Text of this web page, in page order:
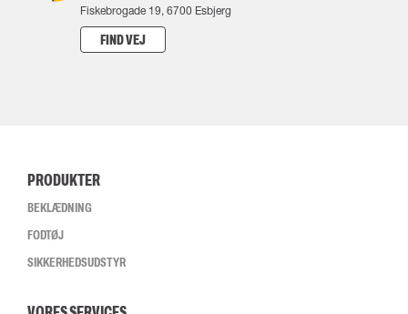
Fiskebrogade 19, 6700 Esbjerg
FIND VEJ
PRODUKTER
BEKLÆDNING
FODTØJ
SIKKERHEDSUDSTYR